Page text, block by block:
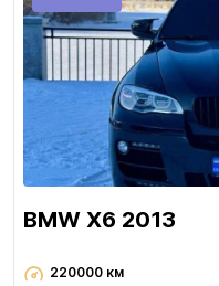
BMW X6 2013
220000 км